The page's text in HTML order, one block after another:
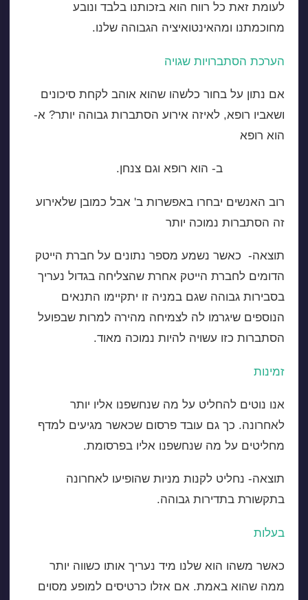
לעומת זאת כל רווח הוא בזכותנו בלבד ונובע
מחוכמתנו ומהאינטואיציה הגבוהה שלנו.
הערכת הסתברויות שגויה
אם נתון על בחור כלשהו שהוא אוהב לקחת סיכונים
ושאביו רופא, לאיזה אירוע הסתברות גבוהה יותר? א-
הוא רופא
ב- הוא רופא וגם צנחן.
רוב האנשים יבחרו באפשרות ב' אבל כמובן שלאירוע
זה הסתברות נמוכה יותר
תוצאה- כאשר נשמע מספר נתונים על חברת הייטק
הדומים לחברת הייטק אחרת שהצליחה בגדול נעריך
בסבירות גבוהה שגם במניה זו יתקיימו התנאים
הנוספים שיגרמו לה לצמיחה מהירה למרות שבפועל
הסתברות כזו עשויה להיות נמוכה מאוד.
זמינות
אנו נוטים להחליט על מה שנחשפנו אליו יותר
לאחרונה. כך גם עובד פרסום שכאשר מגיעים למדף
מחליטים על מה שנחשפנו אליו בפרסומת.
תוצאה- נחליט לקנות מניות שהופיעו לאחרונה
בתקשורת בתדירות גבוהה.
בעלות
כאשר משהו הוא שלנו מיד נעריך אותו כשווה יותר
ממה שהוא באמת. אם אזלו כרטיסים למופע מסוים